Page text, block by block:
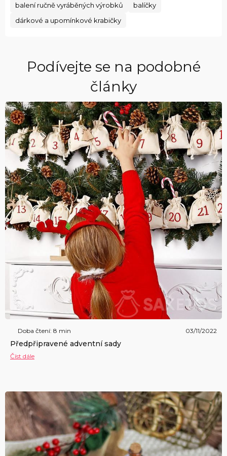
balení ručně vyráběných výrobků
balíčky
dárkové a upomínkové krabičky
Podívejte se na podobné
články
Doba čtení: 8 min 03/11/2022
Předpřipravené adventní sady
Číst dále